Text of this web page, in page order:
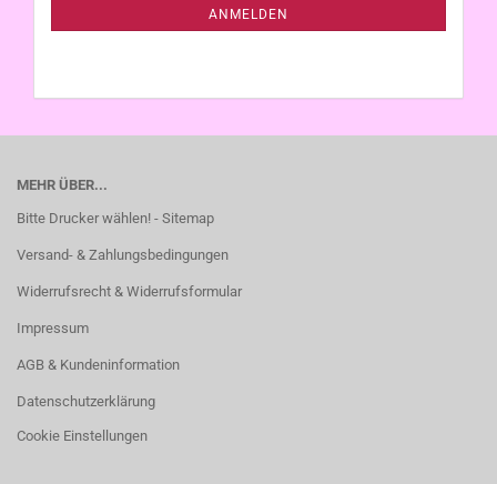
ANMELDEN
MEHR ÜBER...
Bitte Drucker wählen! - Sitemap
Versand- & Zahlungsbedingungen
Widerrufsrecht & Widerrufsformular
Impressum
AGB & Kundeninformation
Datenschutzerklärung
Cookie Einstellungen